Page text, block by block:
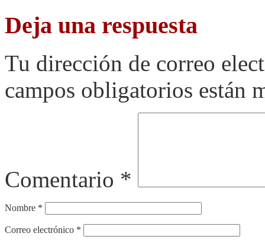
Deja una respuesta
Tu dirección de correo
campos obligatorios están
Comentario *
Nombre *
Correo electrónico *